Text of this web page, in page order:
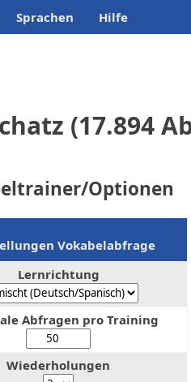
Sprachen Hilfe
(17.894
Optionen
Vokabelabfrage
Lernrichtung
Abfragen pro Training
Wiederholungen